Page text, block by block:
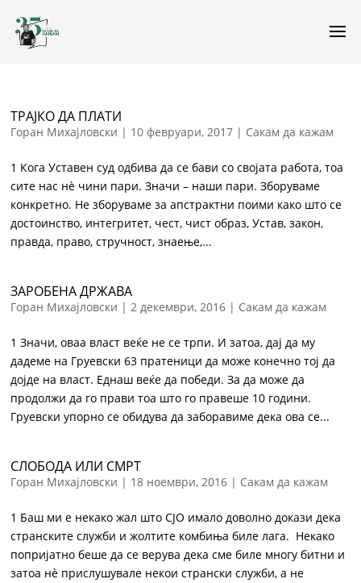
ТРАЈКО ДА ПЛАТИ
Горан Михајловски | 10 февруари, 2017 | Сакам да кажам
1 Кога Уставен суд одбива да се бави со својата работа, тоа
сите нас нè чини пари. Значи – наши пари. Зборуваме
конкретно. Не зборуваме за апстрактни поими како што се
достоинство, интегритет, чест, чист образ, Устав, закон,
правда, право, стручност, знаење,...
ЗАРОБЕНА ДРЖАВА
Горан Михајловски |2 декември, 2016 | Сакам да кажам
1 Значи, оваа власт веќе не се трпи. И затоа, дај да му
дадеме на Груевски 63 пратеници да може конечно тој да
дојде на власт. Еднаш веќе да победи. За да може да
продолжи да го прави тоа што го правеше 10 години.
Груевски упорно се обидува да заборавиме дека ова се...
СЛОБОДА ИЛИ СМРТ
Горан Михајловски | 18 ноември, 2016 | Сакам да кажам
1 Баш ми е некако жал што СЈО имало доволно докази дека
странските служби и жолтите комбиња биле лага. Некако
попријатно беше да се верува дека сме биле многу битни и
затоа нè прислушувале некои странски служби, а не